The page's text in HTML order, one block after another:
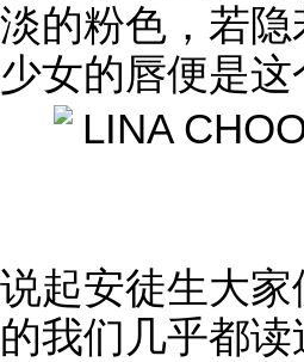
淡的粉色，若
少女的唇便是
说起安徒生大
的我们几乎都